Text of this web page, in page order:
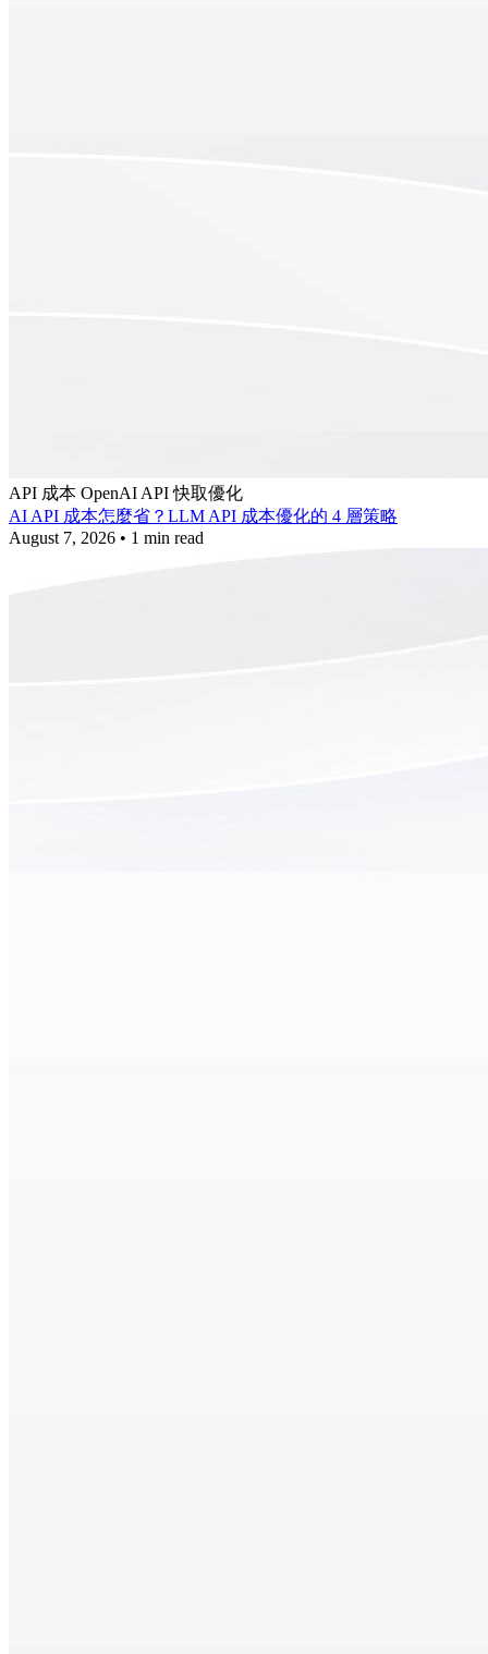
API 成本 OpenAI API 快取優化
AI API 成本怎麼省？LLM API 成本優化的 4 層策略
August 7, 2026 • 1 min read